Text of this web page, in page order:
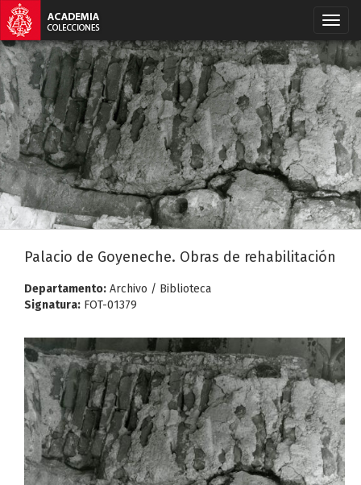
Palacio de Goyeneche. Obras de rehabilitación
Departamento: Archivo / Biblioteca
Signatura: FOT-01379